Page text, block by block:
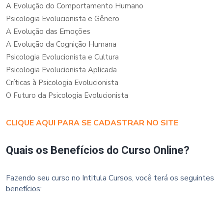
A Evolução do Comportamento Humano
Psicologia Evolucionista e Gênero
A Evolução das Emoções
A Evolução da Cognição Humana
Psicologia Evolucionista e Cultura
Psicologia Evolucionista Aplicada
Críticas à Psicologia Evolucionista
O Futuro da Psicologia Evolucionista
CLIQUE AQUI PARA SE CADASTRAR NO SITE
Quais os Benefícios do Curso Online?
Fazendo seu curso no Intitula Cursos, você terá os seguintes
benefícios: